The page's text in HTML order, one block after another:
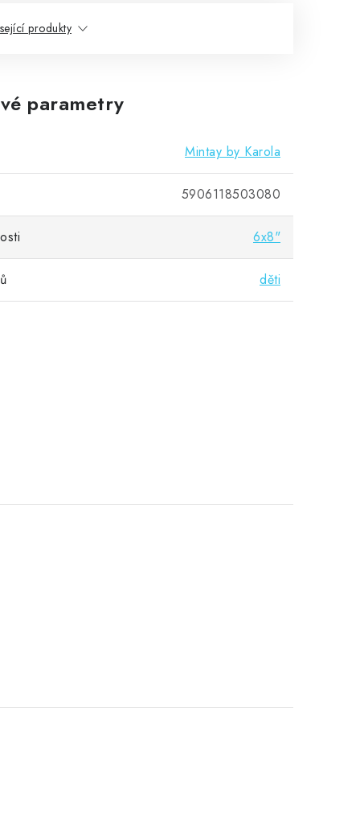
produkty
parametry
Mintay by Karola
5906118503080
6x8"
děti